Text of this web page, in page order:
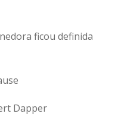
ficou definida
Dapper